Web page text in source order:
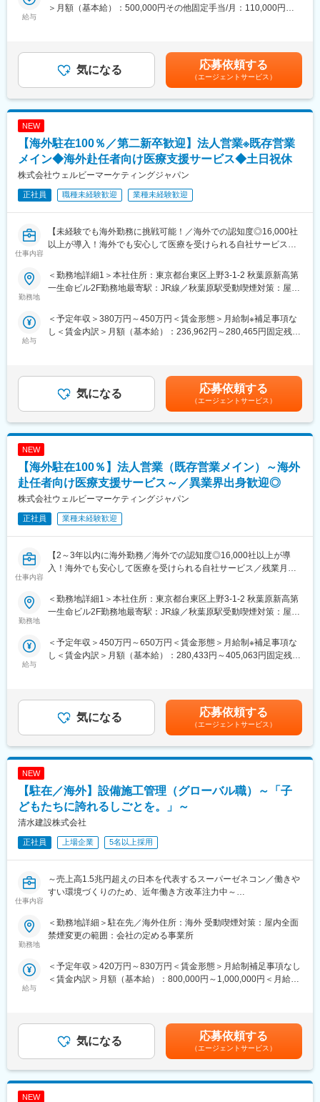
【グローバル展開／グループ会社数66社（国内22社、海外44
子機器の企画・開発・生産・販売にいたるまでをカバーしていま
す。
【仕入先2000社】
独立系エレクトロニクス商社として、メーカー系列に縛られるこ
となくどこの製品も取り扱えることが強みです。
エレクトロニクスの技術進歩として、最近、新聞各紙やメディア
でも目にする言葉にIoTがあります。今まで、エレクトロニクス業
界とは縁の無かった分野のお客様とも今後さらにお取引をするこ
とが増えていくものと思います。
変更の範囲：本文参照
品質のマネジメント
- 収益、店舗オペレーションの管理他、定例ミーティングの実施
※ミーティングは部門長、マネージャーが中心
※現地でのコミュニケーションは英語が必須
・計数管理業務（実績把握・分析、予算策定・見通し管理、改善
施策立案）
業施設等）との調整・交渉
・スタイリストの採用／体制の指揮・管理（現地人事・マネージ
ャーと連携した採用計画、人員配置・定着施策など）
■入社後の流れ
・まず日本本社（海外事業室等）で同社ビジネス・オペレーショ
ンを理解いただき、数年の研修を経て海外拠点に駐在いただきま
す。
・その後、将来的には事業責任者としてご活躍いただく想定で
定しています（面接時に適性・希望を踏まえて決定）
■働く魅力
ア等）で100店舗以上を展開し、今後も出店により事業拡大を予
定。
・明確な成長ビジョン（2029年6月期までに連結売上収益355億
円・営業利益34億円・ROE10％以上・EPS年率8％成長を目標）
・DX×データドリブンオペレーションにより「いつものスタイ
ル」の蓄積・継承、サービス品質の均質化・満足度向上に注力
安心して成長できる環境を整備
変更の範囲：本社にて研修した後、海外拠点にて就業いただく予
定です。※上記参照
給与
＞月額（基本給）：500,000円その他固定手当/月：110,000円～
り、選考を通じて上下する可能性があります。月給(月額)は固定手
当を含めた表記です。
気になる 応募依頼する
（エージェントサービス）
NEW
【海外駐在100％／第二新卒歓迎】法人営業※既存営業
メイン◆海外赴任者向け医療支援サービス◆土日祝休
株式会社ウェルビーマーケティングジャパン
正社員 職種未経験歓迎 業種未経験歓迎
仕事内容
【未経験でも海外勤務に挑戦可能！／海外での認知度◎16,000社
以上が導入！海外でも安心して医療を受けられる自社サービス／
◆ポイント◆
・顧客先は日系企業の人事部・総務部となるため、初めての海外
・各駐在先にも先輩社員がいるため、安心して就業可能！研修も
充実◎
開しています。
命に関わる重大なケースなどでは命を救うことができる当社のサ
ービスを、営業としてより多くの方々に届けてみませんか？
■業務内容：海外赴任者向け医療支援サービス「メディックサービ
・メディックサービスの提案・契約更新・導入後フォロー
・海外現地で受診する健康診断サービスの提案
・海外旅行保険の提案・契約更新
見積書・提案書の作成から商談までを営業が担当し、契約後の手
続きや契約管理は営業事務がサポートします。
※既存対応が約8割。新規開拓は問い合わせが中心で飛び込み営業
はありません。
※入社後2～3年は秋葉原本社で勤務し、その後タイ・ベトナム・
マレーシアなどアジア拠点へ駐在いただきます。
ルに展開する企業16,000社以上にご契約頂いているサービス。年
間10万件以上発生する海外での事故や病気における緊急対応や日
会員様の支援を行います。その他にも日本人医師による各種健康
相談、医療情報を発信しています。
海外勤務のチャンスがあります（海外赴任実績100％）
・社会貢献性の高い商材：海外赴任者やその家族の安心を支える
医療支援サービスを扱うため、人の役に立つ実感を得られます。
また、海外で高い認知度を誇る独自性の高い商材です。
・大手企業への提案機会：上司と共にチームを組んで営業活動を
があります。
・風通しの良い組織：20代～50代まで幅広い世代が活躍してお
り、社員のコミュニケーションも活発です。
変更の範囲：会社の定める業務
勤務地
＜勤務地詳細1＞本社住所：東京都台東区上野3-1-2 秋葉原新高第
一生命ビル2F勤務地最寄駅：JR線／秋葉原駅受動喫煙対策：屋内
ム、インド、マレーシア、インドネシア） 受動喫煙対策：屋内全
面禁煙変更の範囲：会社の定める事業所
給与
＜予定年収＞380万円～450万円＜賃金形態＞月給制※補足事項な
し＜賃金内訳＞月額（基本給）：236,962円～280,465円固定残業
給与補足＞■賞与：年1回（0.7～3.0ヶ月）※想定年収は賞与1.0か
月分にて算出■昇給：年1回■海外勤務者の給与について：購買力
補償方式を適用し、海外の物価を鑑み、日本と同じ給与で同水準
の生活ができるよう、外部企業が発行している指数をかけて給与
を算出しています。※詳しくは選考時に案内賃金はあくまでも目安
額)は固定手当を含めた表記です。
気になる 応募依頼する
（エージェントサービス）
NEW
【海外駐在100％】法人営業（既存営業メイン）～海外
赴任者向け医療支援サービス～／異業界出身歓迎◎
株式会社ウェルビーマーケティングジャパン
正社員 業種未経験歓迎
仕事内容
【2～3年以内に海外勤務／海外での認知度◎16,000社以上が導
入！海外でも安心して医療を受けられる自社サービス／残業月
■業務概要：当社は、海外赴任者やそのご家族を対象に、病院紹介
や受診手配、緊急時対応などを行う会員制医療支援サービスを展
命に関わる重大なケースなどでは命を救うことができる当社のサ
ービスを、営業としてより多くの方々に届けてみませんか？
海外赴任者向け医療支援サービス「メディックサービス」を中心
に3つの商材の提案を行います。
・メディックサービスの提案・契約更新・導入後フォロー
・海外現地で受診する健康診断サービスの提案
・海外旅行保険の提案・契約更新
続きや契約管理は営業事務がサポートします。
※既存対応が約8割。新規開拓は問い合わせが中心で飛び込み営業
はありません。
※入社後2～3年は秋葉原本社で勤務し、その後タイ・ベトナム・
マレーシアなどアジア拠点へ駐在いただきます。
■メディックサービスとは？：大手企業から中小企業までグローバ
ルに展開する企業16,000社以上にご契約頂いているサービス。年
間10万件以上発生する海外での事故や病気における緊急対応や日
相談、医療情報を発信しています。
・海外駐在のチャンス：年齢に関係なく、頑張り次第で1～3年で
海外勤務のチャンスがあります（海外赴任実績100％）
・大手企業への提案機会：上司と共にチームを組んで営業活動を
行う機会が多く、早い段階で大手企業との商談に携わるチャンス
があります。
・充実した研修制度：専任担当による営業研修やフォローアップ
研修、海外研修など、業界未経験でも安心してスタートできる環
勤務地
＜勤務地詳細1＞本社住所：東京都台東区上野3-1-2 秋葉原新高第
一生命ビル2F勤務地最寄駅：JR線／秋葉原駅受動喫煙対策：屋内
ム、インド、マレーシア、インドネシア） 受動喫煙対策：屋内全
面禁煙変更の範囲：会社の定める事業所
給与
＜予定年収＞450万円～650万円＜賃金形態＞月給制※補足事項な
し＜賃金内訳＞月額（基本給）：280,433円～405,063円固定残業
給与補足＞■賞与：年1回（0.7～3.0ヶ月）※想定年収は賞与1.0か
月分にて算出■昇給：年1回■海外勤務者の給与について：購買力
補償方式を適用し、海外の物価を鑑み、日本と同じ給与で同水準
の生活ができるよう、外部企業が発行している指数をかけて給与
を算出しています。※詳しくは選考時に案内賃金はあくまでも目安
額)は固定手当を含めた表記です。
気になる 応募依頼する
（エージェントサービス）
NEW
【駐在／海外】設備施工管理（グローバル職）～「子
どもたちに誇れるしごとを。」～
清水建設株式会社
正社員 上場企業 5名以上採用
仕事内容
～売上高1.5兆円超えの日本を代表するスーパーゼネコン／働きや
すい環境づくりのため、近年働き方改革注力中～
■業務内容：
当社にて、海外で建設する建築物の電気・衛生・空調・情報設備
等の施工管理業務をお任せ致します。
■業務詳細：
・海外の建築作業所における電気・衛生・空調・情報設備等の総
■シミズで働く魅力について
・「誠実で真摯な社風」：渋沢栄一翁の教えである、道徳と経済
の合一を旨とする「論語と算盤」を社是として経営の根本方針と
し、全社員が仕事に対して誠実かつ真摯に取り組み、一丸となっ
勤務地
＜勤務地詳細＞駐在先／海外住所：海外 受動喫煙対策：屋内全面
禁煙変更の範囲：会社の定める事業所
給与
＜予定年収＞420万円～830万円＜賃金形態＞月給制補足事項なし
＜賃金内訳＞月額（基本給）：800,000円～1,000,000円＜月給＞
くまでも目安の金額であり、選考を通じて上下する可能性があり
ます。月給(月額)は固定手当を含めた表記です。
気になる 応募依頼する
（エージェントサービス）
NEW